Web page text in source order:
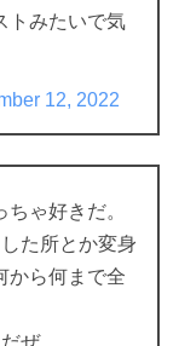
トみたいで気
12, 2022
ゃ好きだ。
た所とか変身
から何まで全
ぜ